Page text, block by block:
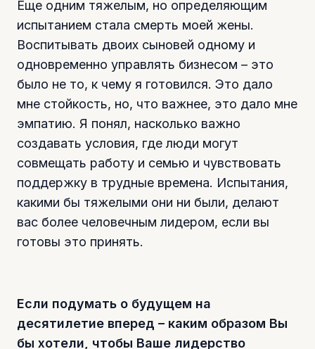
Еще одним тяжелым, но определяющим
испытанием стала смерть моей жены.
Воспитывать двоих сыновей одному и
одновременно управлять бизнесом – это
было не то, к чему я готовился. Это дало
мне стойкость, но, что важнее, это дало мне
эмпатию. Я понял, насколько важно
создавать условия, где люди могут
совмещать работу и семью и чувствовать
поддержку в трудные времена. Испытания,
какими бы тяжелыми они ни были, делают
вас более человечным лидером, если вы
готовы это принять.
Если подумать о будущем на
десятилетие вперед – каким образом Вы
бы хотели, чтобы Ваше лидерство